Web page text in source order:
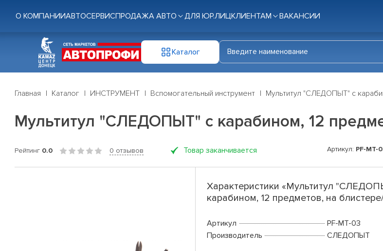
О КОМПАНИИАВТОСЕРВИСПРОДАЖА АВТО ДЛЯ ЮР.ЛИЦКЛИЕНТАМ ВАКАНСИИ
Каталог
Главная Каталог ИНСТРУМЕНТ Вспомогательный инструмент Мультитул "СЛЕДОПЫТ" с
Мультитул "СЛЕДОПЫТ" с карабином, 12
Рейтинг 0.0 0 отзывов Товар заканчивается Артикул: PF-MT-
Характеристики «Мультитул
карабином, 12 предметов, на
Артикул
PF-MT-03
Производитель
СЛЕДОПЫТ